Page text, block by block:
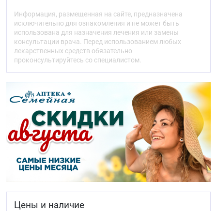
О чём следует знать перед приёмом препарата
ВАЛСАРТАН ВЕЛФАРМ.
Приём препарата ВАЛСАРТАН ВЕЛФАРМ.
Возможные нежелательные реакции.
Хранение препарата ВАЛСАРТАН ВЕЛФАРМ.
Содержимое упаковки и прочие сведения.
1. Что из себя представляет препарат
ВАЛСАРТАН ВЕЛФАРМ, и для чего его
применяют
Препарат ВАЛСАРТАН ВЕЛФАРМ содержит
действующее вещество валсартан, относящееся к
группе «антагонистов рецепторов ангиотензина II».
Показания к применению
Лекарственный препарат ВАЛСАРТАН
ВЕЛФАРМ показан к применению у взрослых в
для лечения высокого артериального
Информация, размещенная на сайте, предназначена
исключительно для ознакомления и не может быть
использована для назначения лечения или замены
консультации врача. Перед использованием любых
лекарственных средств обязательно
проконсультируйтесь со специалистом.
Цены и наличие